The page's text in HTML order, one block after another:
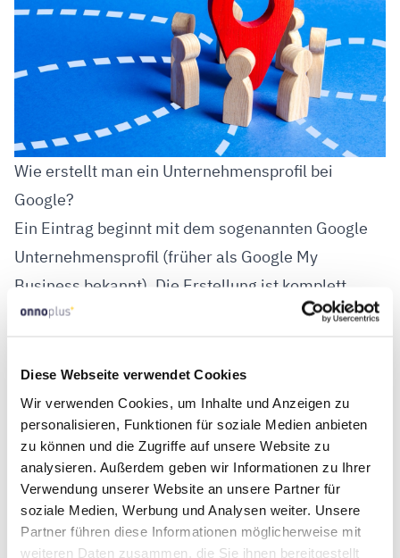
Diese Webseite verwendet Cookies
Wir verwenden Cookies, um Inhalte und Anzeigen zu
personalisieren, Funktionen für soziale Medien anbieten
zu können und die Zugriffe auf unsere Website zu
analysieren. Außerdem geben wir Informationen zu Ihrer
Verwendung unserer Website an unsere Partner für
soziale Medien, Werbung und Analysen weiter. Unsere
Partner führen diese Informationen möglicherweise mit
weiteren Daten zusammen, die Sie ihnen bereitgestellt
Wie erstellt man ein Unternehmensprofil bei
Google?
Ein Eintrag beginnt mit dem sogenannten Google
Unternehmensprofil (früher als Google My
Business bekannt). Die Erstellung ist komplett
kostenlos und in wenigen Schritten erledigt:
Sie brauchen ein Google-Konto, um ein
Unternehmensprofil anzulegen. Nutzen Sie dafür
idealerweise eine geschäftliche E-Mail-Adresse.
2. Business.google.com aufrufen
Klicken Sie oben rechts auf den Button “Jetzt
loslegen” und folgen Sie der Anleitung.
3. Unternehmensdaten eintragen